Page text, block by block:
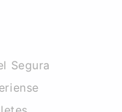
Segura